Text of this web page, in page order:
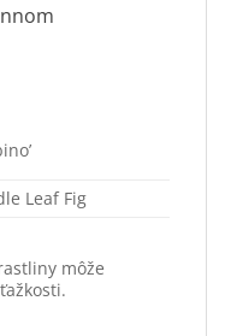
Leaf Fig
môže